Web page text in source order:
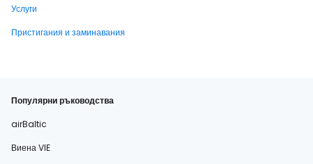
Услуги
Пристигания и заминавания
Популярни ръководства
airBaltic
Виена VIE